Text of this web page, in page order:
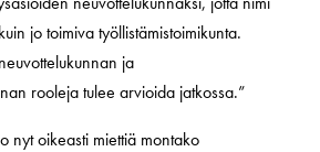
jo toimiva työllistämistoimikunta.
ja
rooleja tulee arvioida jatkossa.”
nyt oikeasti miettiä montako